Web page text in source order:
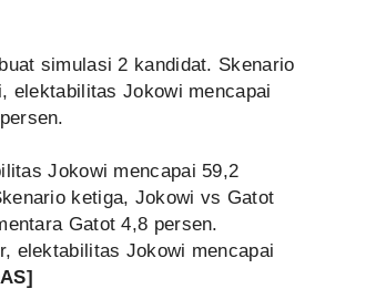
simulasi 2 kandidat. Skenario
elektabilitas Jokowi mencapai
Jokowi mencapai 59,2
ketiga, Jokowi vs Gatot
Gatot 4,8 persen.
elektabilitas Jokowi mencapai